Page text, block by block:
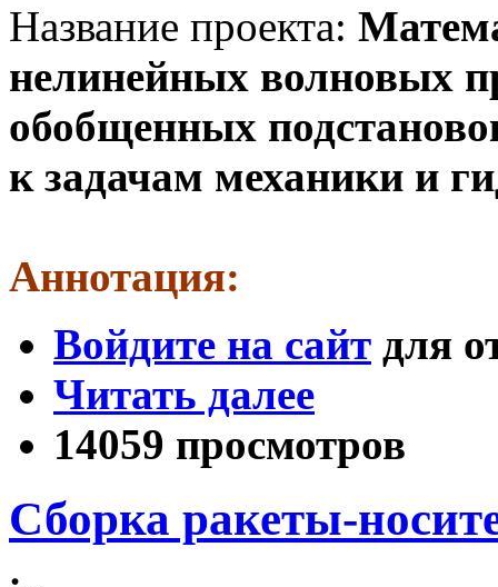
Название проекта:
нелинейных волновых
обобщенных
к задачам механики и
Аннотация:
Войдите на сайт для
Читать далее
14059 просмотров
Сборка ракеты-